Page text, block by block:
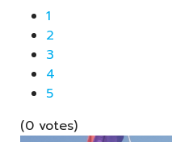
1
2
3
4
5
(0 votes)